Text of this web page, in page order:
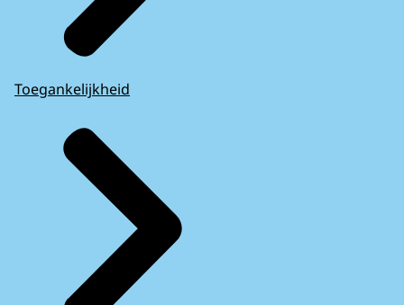
Toegankelijkheid